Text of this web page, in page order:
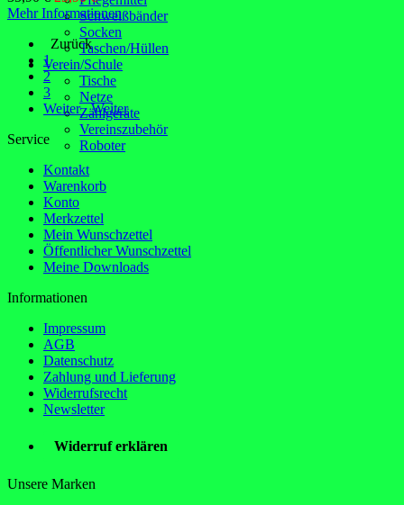
Schweißbänder
Socken
Taschen/Hüllen
Verein/Schule
Tische
Netze
Zählgeräte
Vereinszubehör
Roboter
Mehr Informationen
Zurück
1
2
3
Weiter Weiter
Service
Kontakt
Warenkorb
Konto
Merkzettel
Mein Wunschzettel
Öffentlicher Wunschzettel
Meine Downloads
Informationen
Impressum
AGB
Datenschutz
Zahlung und Lieferung
Widerrufsrecht
Newsletter
Widerruf erklären
Unsere Marken